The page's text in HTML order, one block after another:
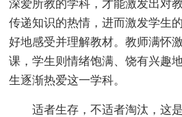
深爱所教的学科，才能激发出对
传递知识的热情，进而激发学生
好地感受并理解教材。教师满怀
课，学生则情绪饱满、饶有兴趣
生逐渐热爱这一学科。
适者生存，不适者淘汰，这是